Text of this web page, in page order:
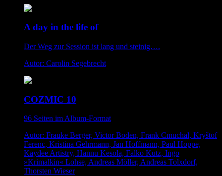
A day in the life of
Der Weg zur Session ist lang und steinig….
Autor: Carolin Segebrecht
COZMIC 10
96 Seiten im Album-Format
Autor: Frauke Berger, Victor Boden, Frank Cmuchal, Kryštof
Ferenc, Kristina Gehrmann, Jan Hoffmann, Paul Hoppe,
Kaydee Artistry, Hannu Kesola, Falko Kutz, Ingo
»Krimalkin« Lohse, Andreas Möller, Andreas Tolxdorf,
Thorsten Wieser